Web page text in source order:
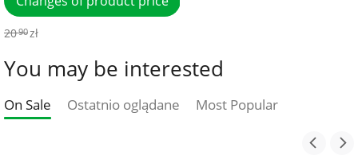
2090zł
You may be interested
On Sale Ostatnio oglądane Most Popular